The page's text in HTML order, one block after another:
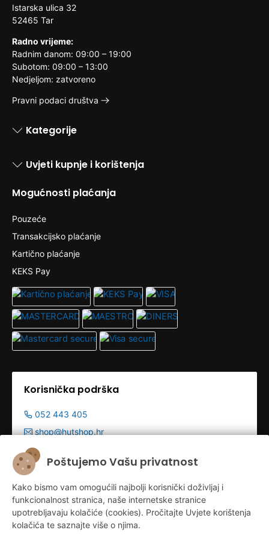
Poštujemo Vašu privatnost
Kako bismo vam omogućili najbolji korisnički doživljaj i
funkcionalnost stranica, naše internetske stranice
upotrebljavaju kolačiće (cookies). Pročitajte Uvjete korištenja
kolačića te saznajte više o njima.
Istarska ulica 32
52465 Tar
Radno vrijeme:
Radnim danom: 09:00 – 19:00
Subotom: 09:00 – 13:00
Nedjeljom: zatvoreno
Pravni podaci društva
Kategorije
Uvjeti kupnje i korištenja
Mogućnosti plaćanja
Pouzeće
Transakcijsko plaćanje
Kartično plaćanje
KEKS Pay
Korisnička podrška
052 443 405
shop@hutshop.hr
Radno vrijeme:
Pon - Pet 9:00-19:00h
Sub 9:00-13:00